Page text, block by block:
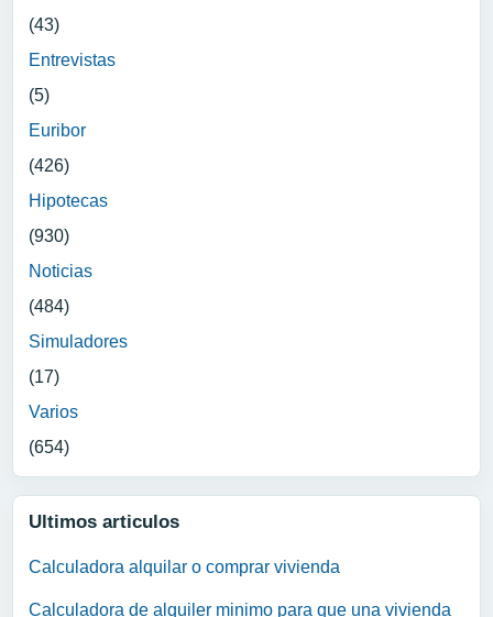
(43)
Entrevistas
(5)
Euribor
(426)
Hipotecas
(930)
Noticias
(484)
Simuladores
(17)
Varios
(654)
Ultimos articulos
Calculadora alquilar o comprar vivienda
Calculadora de alquiler minimo para que una vivienda